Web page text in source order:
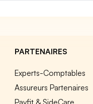
PARTENAIRES
Experts-Comptables
Assureurs Partenaires
Payfit & SideCare